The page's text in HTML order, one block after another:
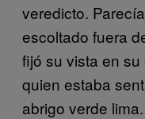
veredicto.
escoltado fuera
fijó su vista en
quien estaba
abrigo verde